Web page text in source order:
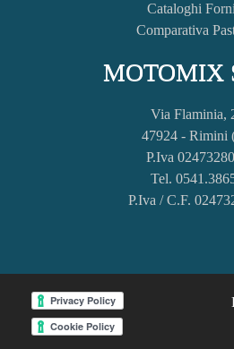
Cataloghi
Comparativa
MOTOMIX
Via Flaminia,
47924 - Rimini
P.Iva
Tel.
P.Iva / C.F.